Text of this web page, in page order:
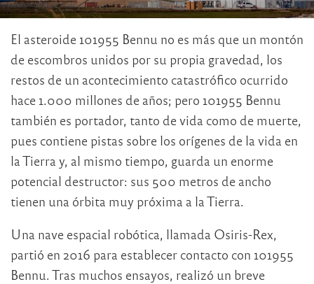
El asteroide 101955 Bennu no es más que un montón
de escombros unidos por su propia gravedad, los
restos de un acontecimiento catastrófico ocurrido
hace 1.000 millones de años; pero 101955 Bennu
también es portador, tanto de vida como de muerte,
pues contiene pistas sobre los orígenes de la vida en
la Tierra y, al mismo tiempo, guarda un enorme
potencial destructor: sus 500 metros de ancho
tienen una órbita muy próxima a la Tierra.
Una nave espacial robótica, llamada Osiris-Rex,
partió en 2016 para establecer contacto con 101955
Bennu. Tras muchos ensayos, realizó un breve